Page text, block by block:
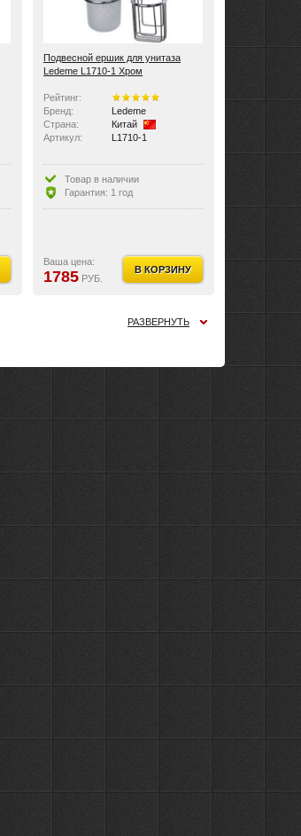
Подвесной ершик для унитаза
Ledeme L1710-1 Хром
Рейтинг:
Бренд:
Ledeme
Страна:
Китай
Артикул:
L1710-1
Товар в наличии
Гарантия: 1 год
Ваша цена:
1785 РУБ.
В КОРЗИНУ
РАЗВЕРНУТЬ